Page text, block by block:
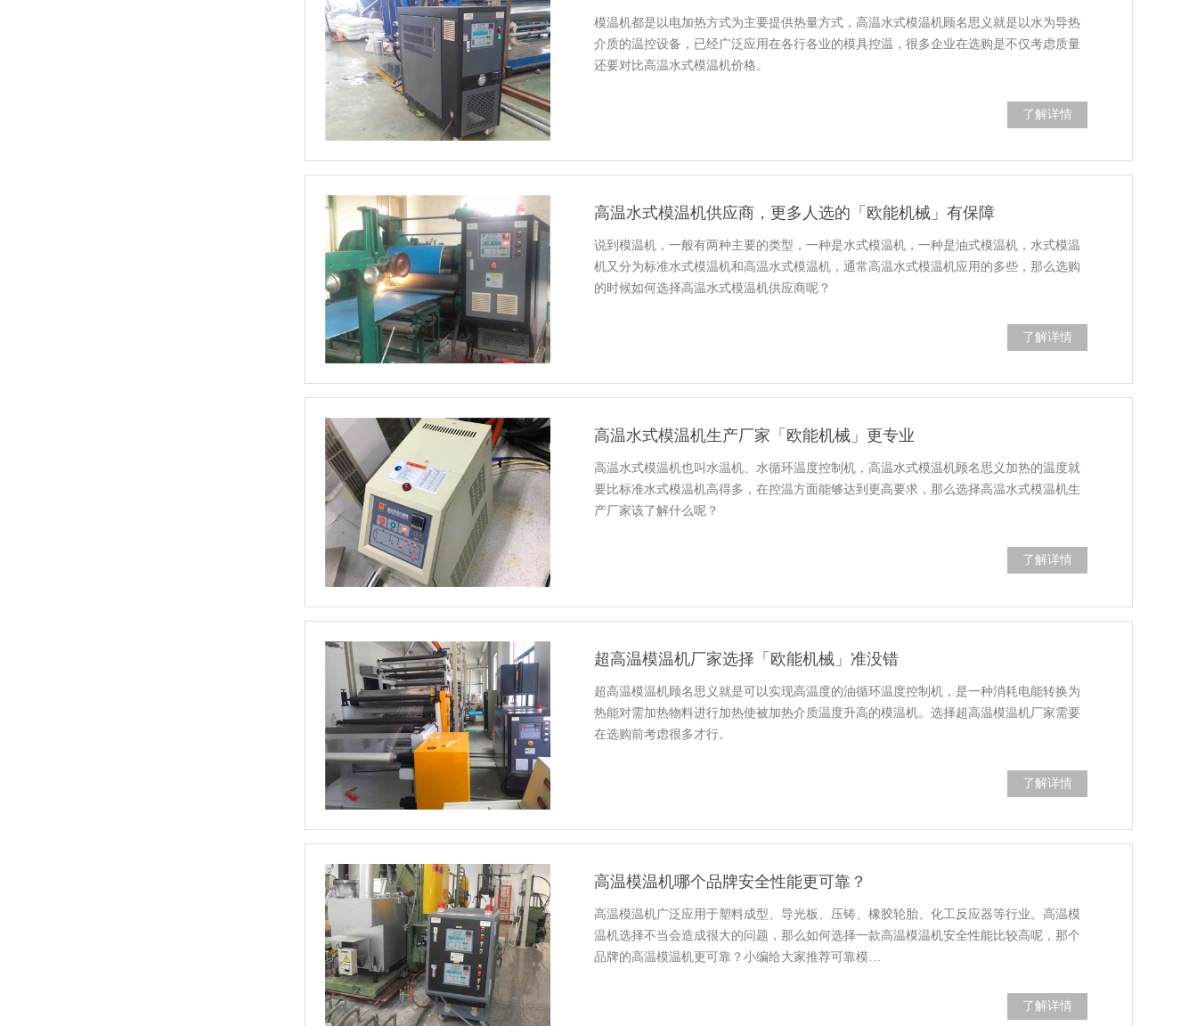
模温机都是以电加热方式为主要提供热量方式，高温水式模温机顾名思义就是以水为导热
介质的温控设备，已经广泛应用在各行各业的模具控温，很多企业在选购是不仅考虑质量
还要对比高温水式模温机价格。
了解详情
高温水式模温机供应商，更多人选的「欧能机械」有保障
说到模温机，一般有两种主要的类型，一种是水式模温机，一种是油式模温机，水式模温
机又分为标准水式模温机和高温水式模温机，通常高温水式模温机应用的多些，那么选购
的时候如何选择高温水式模温机供应商呢？
了解详情
高温水式模温机生产厂家「欧能机械」更专业
高温水式模温机也叫水温机、水循环温度控制机，高温水式模温机顾名思义加热的温度就
要比标准水式模温机高得多，在控温方面能够达到更高要求，那么选择高温水式模温机生
产厂家该了解什么呢？
了解详情
超高温模温机厂家选择「欧能机械」准没错
超高温模温机顾名思义就是可以实现高温度的油循环温度控制机，是一种消耗电能转换为
热能对需加热物料进行加热使被加热介质温度升高的模温机。选择超高温模温机厂家需要
在选购前考虑很多才行。
了解详情
高温模温机哪个品牌安全性能更可靠？
高温模温机广泛应用于塑料成型、导光板、压铸、橡胶轮胎、化工反应器等行业。高温模
温机选择不当会造成很大的问题，那么如何选择一款高温模温机安全性能比较高呢，那个
品牌的高温模温机更可靠？小编给大家推荐可靠模…
了解详情